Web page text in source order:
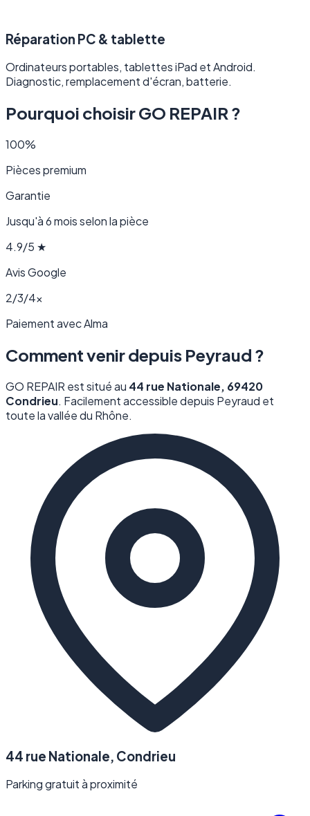
Réparation PC & tablette
Ordinateurs portables, tablettes iPad et Android.
Diagnostic, remplacement d'écran, batterie.
Pourquoi choisir GO REPAIR ?
100%
Pièces premium
Garantie
Jusqu'à 6 mois selon la pièce
4.9/5 ★
Avis Google
2/3/4×
Paiement avec Alma
Comment venir depuis Peyraud ?
GO REPAIR est situé au 44 rue Nationale, 69420
Condrieu. Facilement accessible depuis Peyraud et
toute la vallée du Rhône.
44 rue Nationale, Condrieu
Parking gratuit à proximité